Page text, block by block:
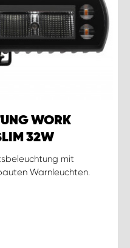
WORK
32W
mit
Warnleuchten.